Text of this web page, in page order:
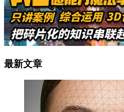
最新文章